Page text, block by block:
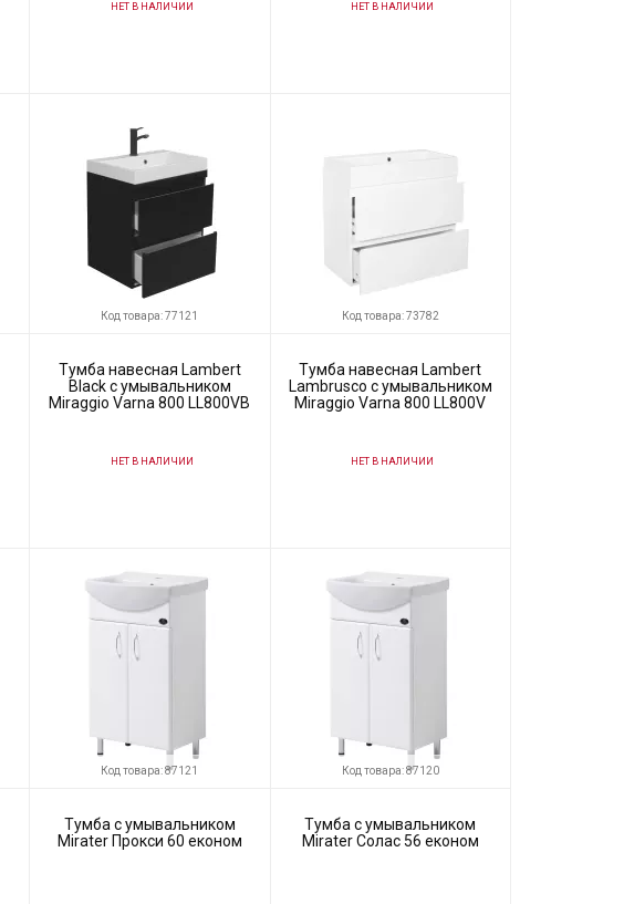
НЕТ В НАЛИЧИИ НЕТ В НАЛИЧИИ
Код товара: 77121
Тумба навесная Lambert
Black с умывальником
Miraggio Varna 800 LL800VB
НЕТ В НАЛИЧИИ
Код товара: 73782
Тумба навесная Lambert
Lambrusco с умывальником
Miraggio Varna 800 LL800V
НЕТ В НАЛИЧИИ
Код товара: 87121
Тумба с умывальником
Mirater Прокси 60 економ
Код товара: 87120
Тумба с умывальником
Mirater Солас 56 економ